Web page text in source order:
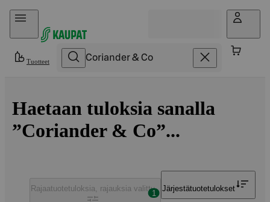
Hyppää sisältöön
Tuotteet
Haetaan tuloksia sanalla
”Coriander & Co”...
Rajaatuotetuloksia, rajauksia valittu
1
Järjestätuotetulokset